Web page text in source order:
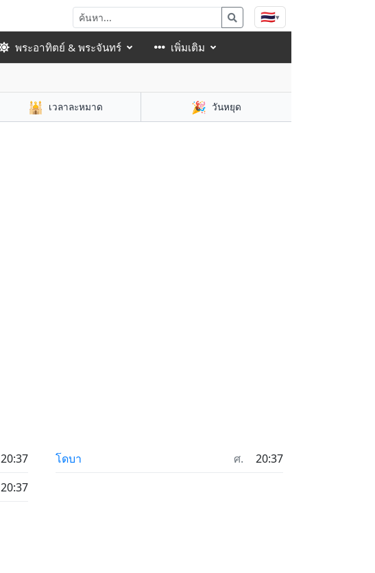
🇹🇭▾
พระอาทิตย์ & พระจันทร์ เพิ่มเติม
🕌 เวลาละหมาด 🎉 วันหยุด
20:37
20:37
โดบา ศ. 20:37